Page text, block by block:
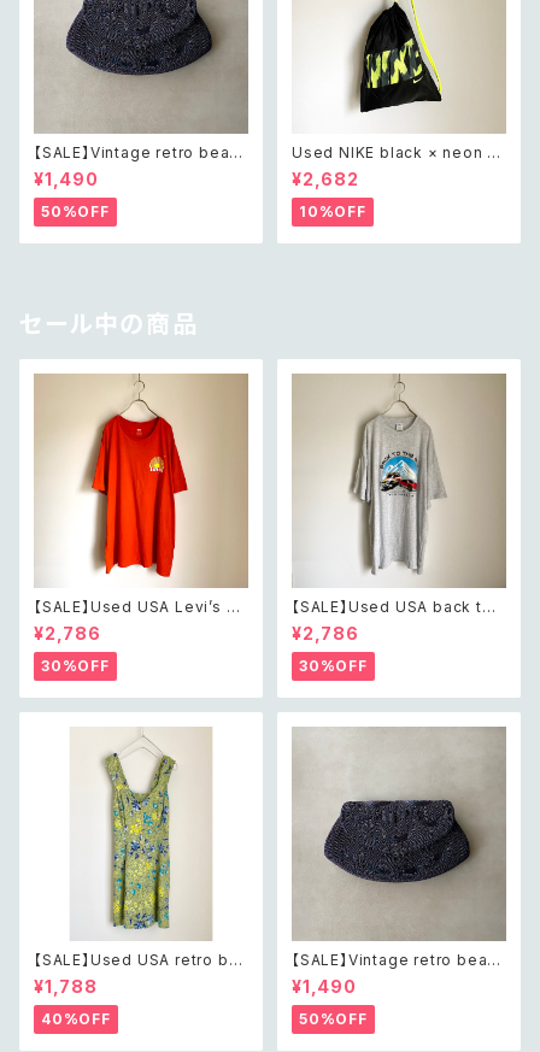
【SALE】Vintage retro bead
s embroidery navy blue po
uch レトロ ヴィンテージ ホワイ
ト ビーズ刺繍 ネイビー 紺色 ポ
ーチ
¥1,490
50%OFF
Used NIKE black × neon y
ellow one shoulder knaps
ack レトロ ユーズド ナイキ ブ
ラック×ネオンイエロー ワンショ
ルダー ナップサック
¥2,682
10%OFF
セール中の商品
【SALE】Used USA Levi’s su
nrise design orange t shirt
レトロ アメリカ ユーズド 古着
リーバイス サンライズ デザイン
オレンジ Tシャツ XXL
¥2,786
30%OFF
【SALE】Used USA back to t
he 80s car design t shirt レ
トロ アメリカ ユーズド 古着 カ
ーデザイン ライトグレー Tシャ
ツ XXL
¥2,786
30%OFF
【SALE】Used USA retro bot
anical flower salopette sh
ort pants レトロ アメリカ ユー
ズド 古着 ライトグリーン ボタニ
カル フラワー サロペット ショー
¥1,788
40%OFF
【SALE】Vintage retro bead
s embroidery navy blue po
uch レトロ ヴィンテージ ホワイ
ト ビーズ刺繍 ネイビー 紺色 ポ
ーチ
¥1,490
50%OFF